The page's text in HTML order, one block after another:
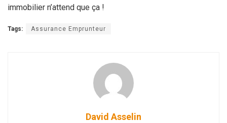
immobilier n’attend que ça !
Tags: Assurance Emprunteur
David Asselin